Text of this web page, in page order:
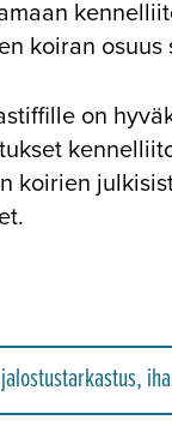
koiran osuus
on
koirien